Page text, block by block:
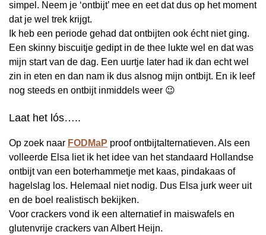
simpel. Neem je ‘ontbijt’ mee en eet dat dus op het moment
dat je wel trek krijgt.
Ik heb een periode gehad dat ontbijten ook écht niet ging.
Een skinny biscuitje gedipt in de thee lukte wel en dat was
mijn start van de dag. Een uurtje later had ik dan echt wel
zin in eten en dan nam ik dus alsnog mijn ontbijt. En ik leef
nog steeds en ontbijt inmiddels weer 😉
Laat het lós…..
Op zoek naar FODMaP proof ontbijtalternatieven. Als een
volleerde Elsa liet ik het idee van het standaard Hollandse
ontbijt van een boterhammetje met kaas, pindakaas of
hagelslag los. Helemaal niet nodig. Dus Elsa jurk weer uit
en de boel realistisch bekijken.
Voor crackers vond ik een alternatief in maiswafels en
glutenvrije crackers van Albert Heijn.